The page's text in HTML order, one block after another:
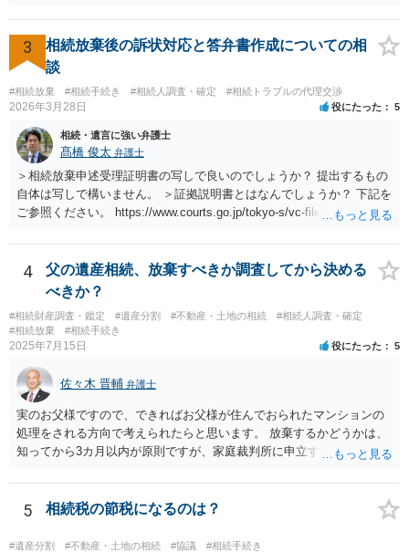
3
相続放棄後の訴状対応と答弁書作成についての相
談
#相続放棄 #相続手続き #相続人調査・確定 #相続トラブルの代理交渉
2026年3月28日 役にたった 5
相続・遺言に強い弁護士
髙橋 俊太 弁護士
＞相続放棄申述受理証明書の写しで良いのでしょうか？ 提出するもの
自体は写しで構いません。 ＞証拠説明書とはなんでしょうか？ 下記を
ご参照ください。 https://www.courts.go.jp/tokyo-s/vc-files/tokyo-s/file/
4
父の遺産相続、放棄すべきか調査してから決める
べきか？
#相続財産調査・鑑定 #遺産分割 #不動産・土地の相続
#相続人調査・確定
#相続放棄
#相続手続き
2025年7月15日 役にたった 5
佐々木 晋輔 弁護士
実のお父様ですので、できればお父様が住んでおられたマンションの
処理をされる方向で考えられたらと思います。 放棄するかどうかは、
知ってから3カ月以内が原則ですが、家庭裁判所に申立すれば3カ月の
放棄するかどうか決めることができます。 銀行やサラ金が数年も放置
することはありませんので、数年後に借金が発見される可能性はほぼ
ありません。 なお、私が扱った相続放棄を検討していた案件で、期間
伸長して調査したところ、サラ金に対する過払金など相当な財産が見
5 相続税の節税になるのは？
#遺産分割 #不動産・土地の相続 #協議 #相続手続き